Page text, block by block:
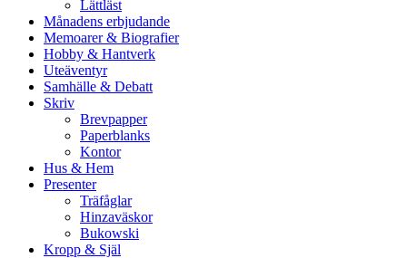
Lättläst
Månadens erbjudande
Memoarer & Biografier
Hobby & Hantverk
Uteäventyr
Samhälle & Debatt
Skriv
Brevpapper
Paperblanks
Kontor
Hus & Hem
Presenter
Träfåglar
Hinzaväskor
Bukowski
Kropp & Själ